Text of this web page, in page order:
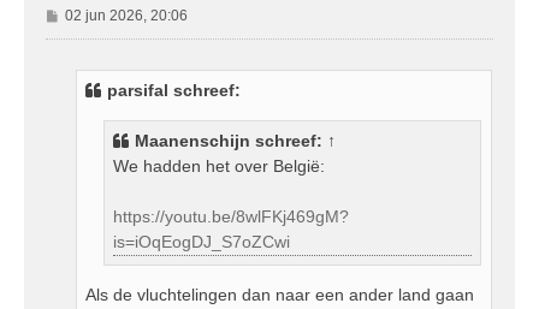
B
e
02 jun 2026, 20:06
parsifal schreef:
Maanenschijn schreef: ↑
We hadden het over België:
https://youtu.be/8wlFKj469gM?
is=iOqEogDJ_S7oZCwi
Als de vluchtelingen dan naar een ander land gaan